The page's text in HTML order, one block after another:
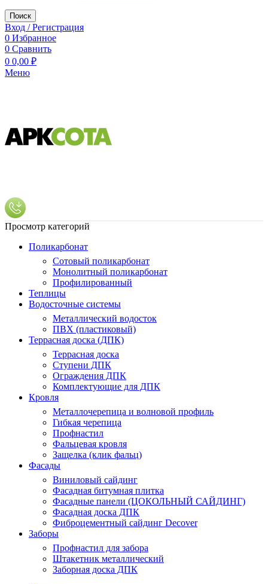
Поиск
Вход / Регистрация
0 Избранное
0 Сравнить
0 0,00 ₽
Меню
Просмотр категорий
Поликарбонат
Сотовый поликарбонат
Монолитный поликарбонат
Профилированный
Теплицы
Водосточные системы
Металлический водосток
ПВХ (пластиковый)
Террасная доска (ДПК)
Террасная доска
Ступени ДПК
Ограждения ДПК
Комплектующие для ДПК
Кровля
Металлочерепица и волновой профиль
Гибкая черепица
Профнастил
Фальцевая кровля
Защелка (клик фальц)
Фасады
Виниловый сайдинг
Фасадная битумная плитка
Фасадные панели (ЦОКОЛЬНЫЙ САЙДИНГ)
Фасадная доска ДПК
Фиброцементный сайдинг Decover
Заборы
Профнастил для забора
Штакетник металлический
Заборная доска ДПК